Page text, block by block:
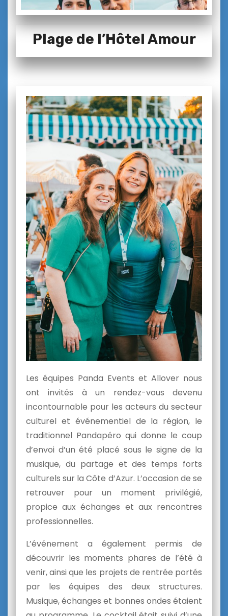
Plage de l’Hôtel Amour
Les équipes Panda Events et Allover nous
ont invités à un rendez-vous devenu
incontournable pour les acteurs du secteur
culturel et événementiel de la région, le
traditionnel Pandapéro qui donne le coup
d’envoi d’un été placé sous le signe de la
musique, du partage et des temps forts
culturels sur la Côte d’Azur. L’occasion de se
retrouver pour un moment privilégié,
propice aux échanges et aux rencontres
professionnelles.
L’événement a également permis de
découvrir les moments phares de l’été à
venir, ainsi que les projets de rentrée portés
par les équipes des deux structures.
Musique, échanges et bonnes ondes étaient